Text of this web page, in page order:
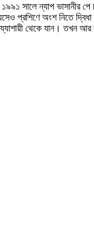
সালে ন্যাপ ভাসানীর পে
প্রশিণে অংশ নিতে
থেকে যান। তখন